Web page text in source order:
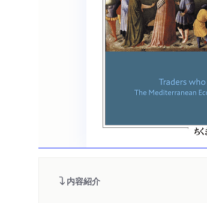
内容紹介